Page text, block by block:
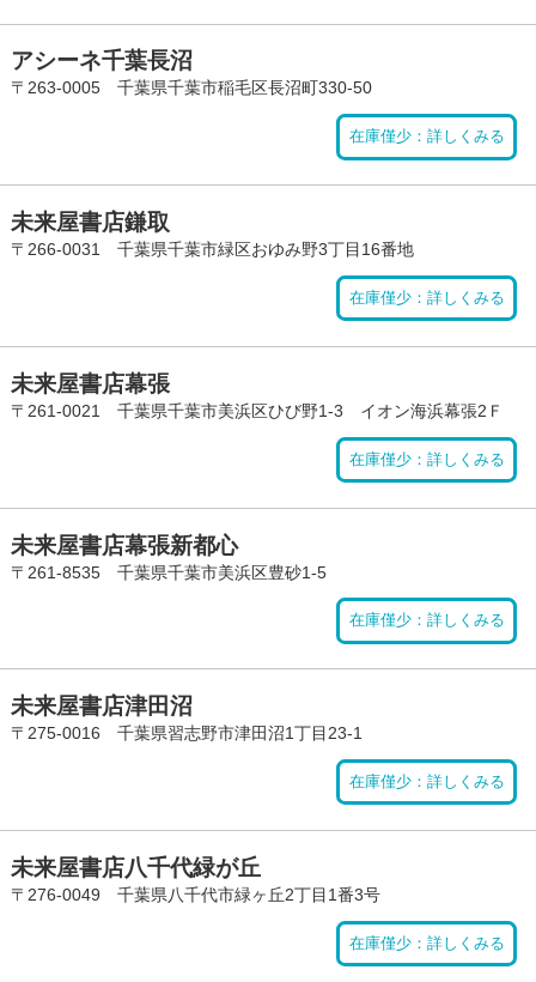
アシーネ千葉長沼
〒263-0005 千葉県千葉市稲毛区長沼町330-50
在庫僅少：詳しくみる
未来屋書店鎌取
〒266-0031 千葉県千葉市緑区おゆみ野3丁目16番地
在庫僅少：詳しくみる
未来屋書店幕張
〒261-0021 千葉県千葉市美浜区ひび野1-3 イオン海浜幕張2Ｆ
在庫僅少：詳しくみる
未来屋書店幕張新都心
〒261-8535 千葉県千葉市美浜区豊砂1-5
在庫僅少：詳しくみる
未来屋書店津田沼
〒275-0016 千葉県習志野市津田沼1丁目23-1
在庫僅少：詳しくみる
未来屋書店八千代緑が丘
〒276-0049 千葉県八千代市緑ヶ丘2丁目1番3号
在庫僅少：詳しくみる